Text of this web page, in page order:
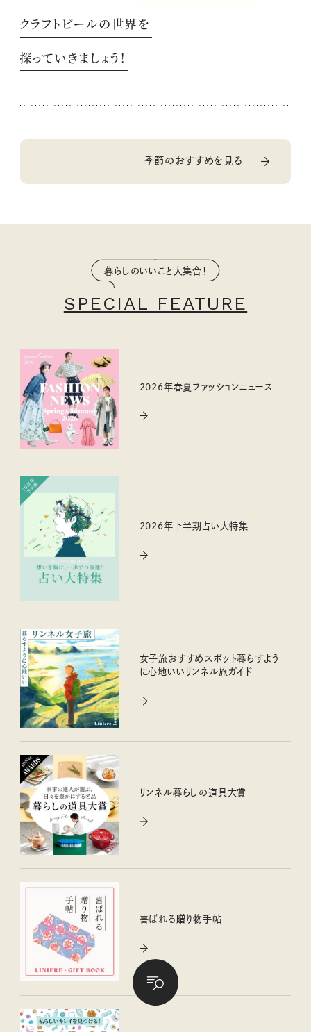
クラフトビールの世界を
探っていきましょう！
季節のおすすめを見る
暮らしのいいこと大集合！
SPECIAL FEATURE
2026年春夏ファッションニュース
2026年下半期占い大特集
女子旅おすすめスポット暮らすよう
に心地いいリンネル旅ガイド
リンネル暮らしの道具大賞
喜ばれる贈り物手帖